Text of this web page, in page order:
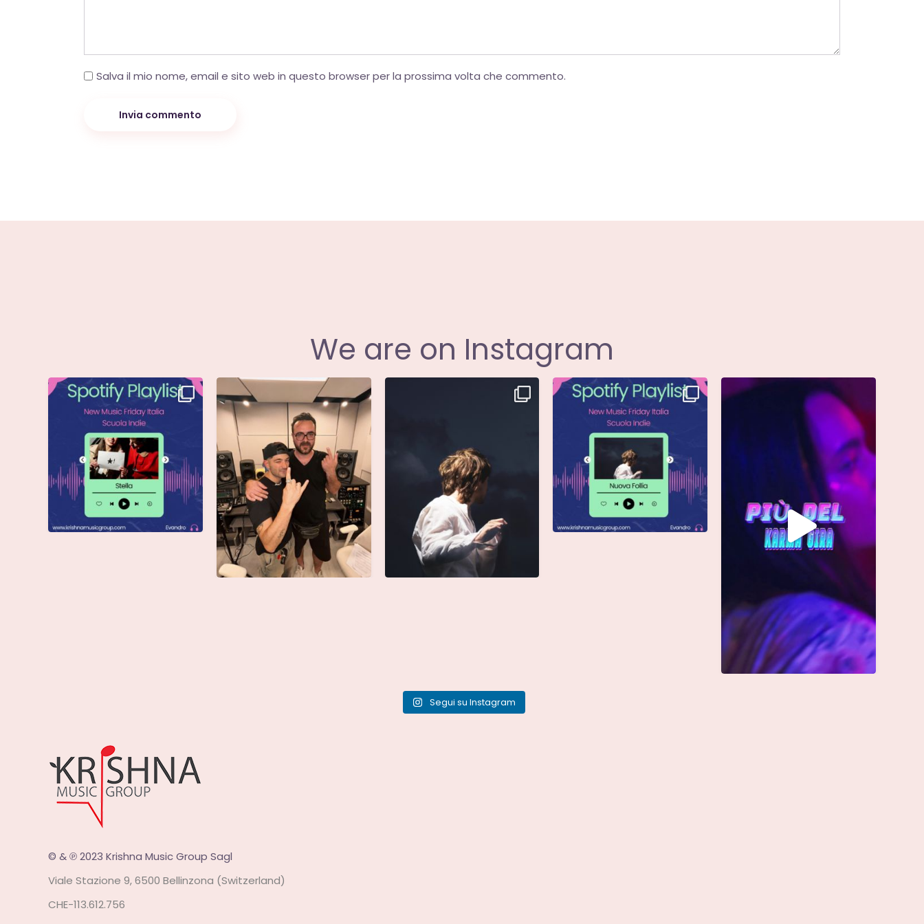
Salva il mio nome, email e sito web in questo browser per la prossima volta che commento.
Invia commento
We are on Instagram
Stella di @musicadievandro è
disponibile su tutte...
Siamo entusiasti di annunciare
che @moseofficial...
Nuova Follia è finalmente vostra e
sta già...
Singolo: “calamita”
Di @vinmart1n...
Segui su Instagram
© & ℗ 2023 Krishna Music Group Sagl
Viale Stazione 9, 6500 Bellinzona (Switzerland)
CHE-113.612.756